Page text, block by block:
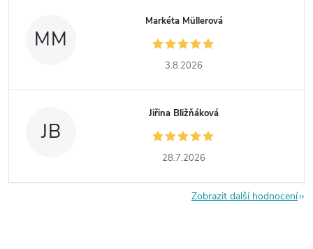
MM
Markéta Müllerová
3.8.2026
JB
Jiřina Bližňáková
28.7.2026
Zobrazit další hodnocení